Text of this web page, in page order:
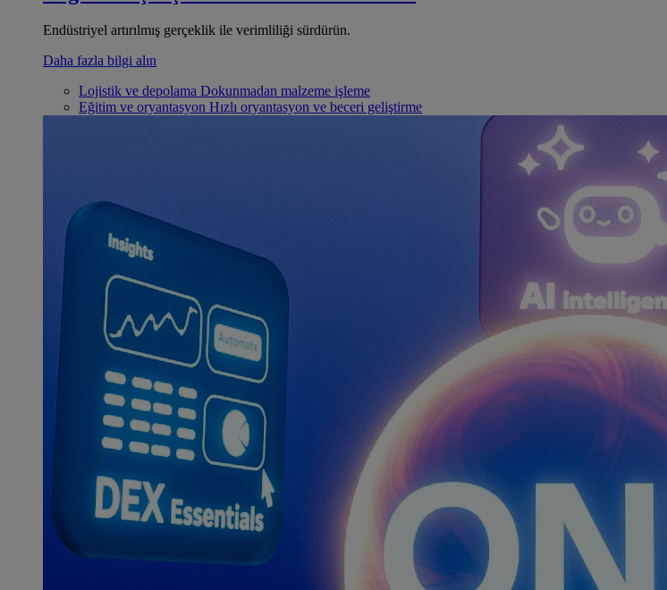
Endüstriyel artırılmış gerçeklik ile verimliliği sürdürün.
Daha fazla bilgi alın
Lojistik ve depolama Dokunmadan malzeme işleme
Eğitim ve oryantasyon Hızlı oryantasyon ve beceri geliştirme